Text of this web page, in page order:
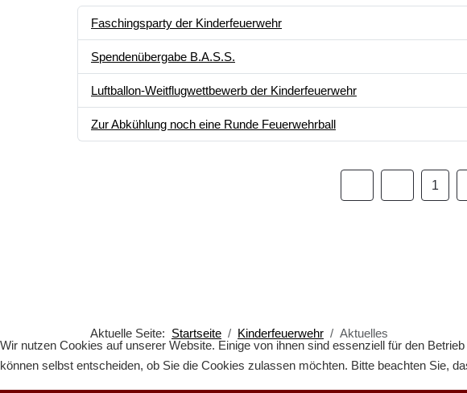
Faschingsparty der Kinderfeuerwehr
Spendenübergabe B.A.S.S.
Luftballon-Weitflugwettbewerb der Kinderfeuerwehr
Zur Abkühlung noch eine Runde Feuerwehrball
1
Aktuelle Seite: Startseite Kinderfeuerwehr
Aktuelles
Wir nutzen Cookies auf unserer Website. Einige von ihnen sind essenziell für den
können selbst entscheiden, ob Sie die Cookies zulassen möchten. Bitte beachten Sie,